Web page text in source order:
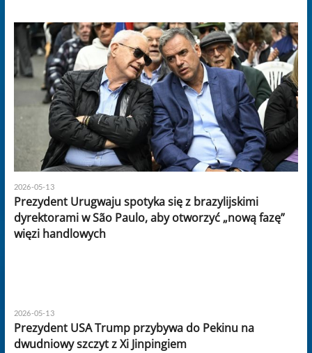
2026-05-13
Prezydent Urugwaju spotyka się z brazylijskimi
dyrektorami w São Paulo, aby otworzyć „nową fazę”
więzi handlowych
2026-05-13
Prezydent USA Trump przybywa do Pekinu na
dwudniowy szczyt z Xi Jinpingiem